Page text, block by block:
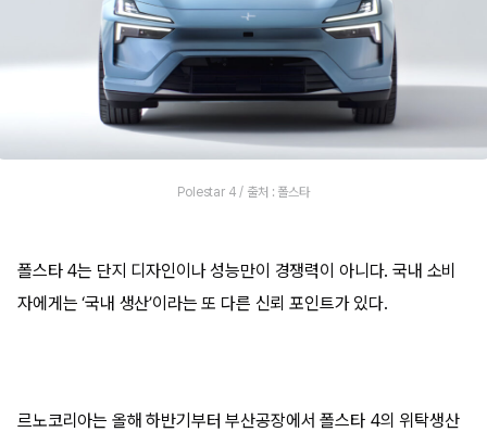
Polestar 4 / 출처 : 폴스타
폴스타 4는 단지 디자인이나 성능만이 경쟁력이 아니다. 국내 소비
자에게는 ‘국내 생산’이라는 또 다른 신뢰 포인트가 있다.
르노코리아는 올해 하반기부터 부산공장에서 폴스타 4의 위탁생산